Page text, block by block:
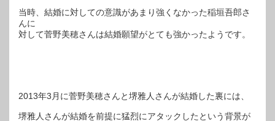
当時、結婚に対しての意識があまり強くなかった稲垣吾郎さ
んに
対して菅野美穂さんは結婚願望がとても強かったようです。
2013年3月に菅野美穂さんと堺雅人さんが結婚した裏には、
堺雅人さんが結婚を前提に猛烈にアタックしたという背景が